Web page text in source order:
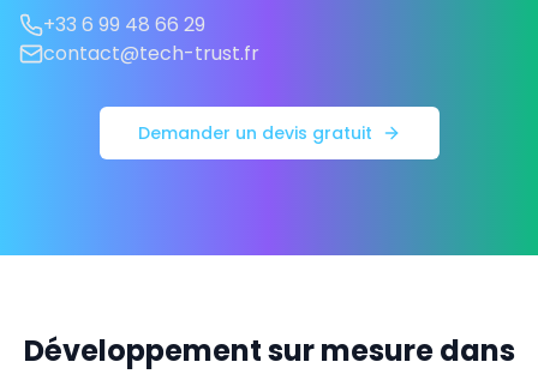
+33 6 99 48 66 29
contact@tech-trust.fr
Demander un devis gratuit
Développement sur mesure dans